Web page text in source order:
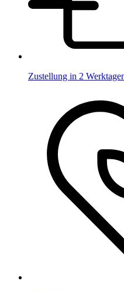
Zustellung in 2